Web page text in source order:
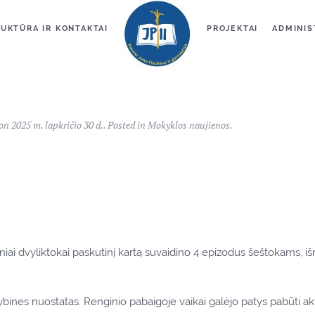
IR KONTAKTAI PROJEKTAI
2025 m. lapkričio 30 d.. Posted in Mokyklos naujienos.
dvyliktokai paskutinį kartą suvaidino 4 epizodus šeštokams,
nuostatas. Renginio pabaigoje vaikai galėjo patys pabūti